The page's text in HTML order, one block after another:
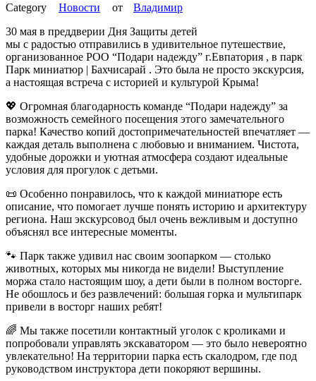
от Владимир
Новости
30 мая в преддверии Дня Защиты детей
мы с радостью отправились в удивительное путешествие,
организованное РОО “Подари надежду” г.Евпатория , в парк
Парк миниатюр | Бахчисарай . Это была не просто экскурсия,
а настоящая встреча с историей и культурой Крыма!
💖 Огромная благодарность команде “Подари надежду” за
возможность семейного посещения этого замечательного
парка! Качество копий достопримечательностей впечатляет —
каждая деталь выполнена с любовью и вниманием. Чистота,
удобные дорожки и уютная атмосфера создают идеальные
условия для прогулок с детьми.
📜 Особенно понравилось, что к каждой миниатюре есть
описание, что помогает лучше понять историю и архитектуру
региона. Наш экскурсовод был очень вежливым и доступно
объяснял все интересные моменты.
🐾 Парк также удивил нас своим зоопарком — столько
животных, которых мы никогда не видели! Выступление
моржа стало настоящим шоу, а дети были в полном восторге.
Не обошлось и без развлечений: большая горка и мультипарк
привели в восторг наших ребят!
🌈 Мы также посетили контактный уголок с кроликами и
попробовали управлять экскаватором — это было невероятно
увлекательно! На территории парка есть скалодром, где под
руководством инструктора дети покоряют вершины.